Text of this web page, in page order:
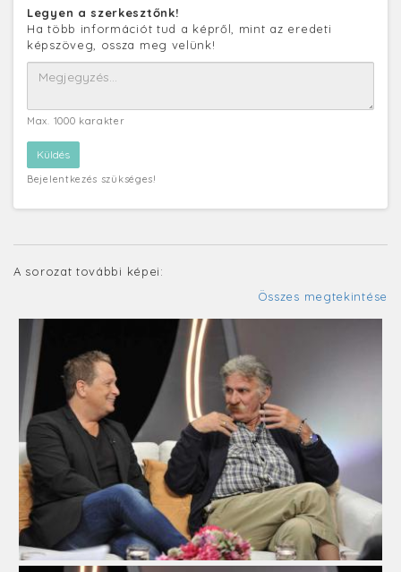
Legyen a szerkesztőnk!
Ha több információt tud a képről, mint az eredeti
képszöveg, ossza meg velünk!
Max. 1000 karakter
Bejelentkezés szükséges!
A sorozat további képei:
Összes megtekintése